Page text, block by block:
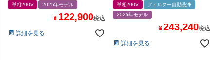
単相200V
2025年モデル
¥ 122,900税込
詳細を見る
単相200V
フィルター自動洗浄
2025年モデル
¥ 243,240税込
詳細を見る